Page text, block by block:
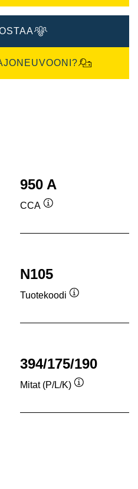
950 A
CCA
N105
Tuotekoodi
394/175/190
Mitat (P/L/K)